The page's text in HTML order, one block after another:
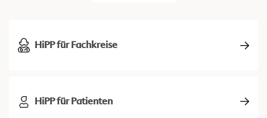
HiPP für Fachkreise
HiPP für Patienten